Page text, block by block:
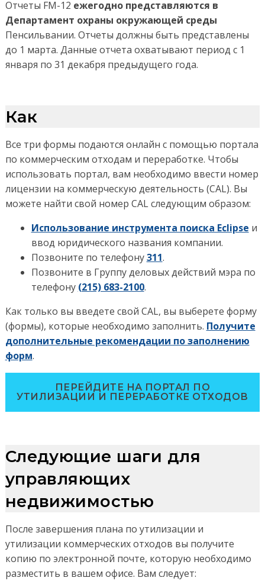
Отчеты FM-12 ежегодно представляются в
Департамент охраны окружающей среды
Пенсильвании. Отчеты должны быть представлены
до 1 марта. Данные отчета охватывают период с 1
января по 31 декабря предыдущего года.
Как
Все три формы подаются онлайн с помощью портала
по коммерческим отходам и переработке. Чтобы
использовать портал, вам необходимо ввести номер
лицензии на коммерческую деятельность (CAL). Вы
можете найти свой номер CAL следующим образом:
Использование инструмента поиска Eclipse и
ввод юридического названия компании.
Позвоните по телефону311.
Позвоните в Группу деловых действий мэра по
телефону (215) 683-2100.
Как только вы введете свой CAL, вы выберете форму
(формы), которые необходимо заполнить. Получите
дополнительные рекомендации по заполнению
форм.
ПЕРЕЙДИТЕ НА ПОРТАЛ ПО
УТИЛИЗАЦИИ И ПЕРЕРАБОТКЕ ОТХОДОВ
Следующие шаги для
управляющих
недвижимостью
После завершения плана по утилизации и
утилизации коммерческих отходов вы получите
копию по электронной почте, которую необходимо
разместить в вашем офисе. Вам следует: